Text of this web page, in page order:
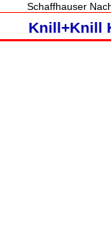
Schaffhauser
Knill+Knill